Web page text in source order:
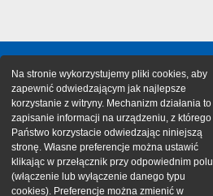
Na stronie wykorzystujemy pliki cookies, aby
zapewnić odwiedzającym jak najlepsze
korzystanie z witryny. Mechanizm działania to
zapisanie informacji na urządzeniu, z którego
Państwo korzystacie odwiedzając niniejszą
stronę. Własne preferencje można ustawić
klikając w przełącznik przy odpowiednim polu
(włączenie lub wyłączenie danego typu
cookies). Preferencje można zmienić w